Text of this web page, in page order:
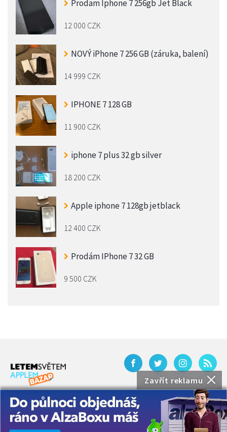
Zavřít reklamu
Prodam Iphone 7 256gb Jet Black
12 000 CZK
NOVÝ iPhone 7 256 GB (záruka, balení)
14 999 CZK
IPHONE 7 128 GB
11 900 CZK
iphone 7 plus 32 gb silver
18 200 CZK
Apple iphone 7 128gb jetblack
12 400 CZK
Prodám IPhone 7 32 GB
9 500 CZK